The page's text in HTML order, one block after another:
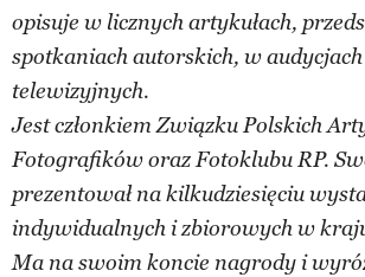
opisuje w licznych artykułach,
spotkaniach autorskich, w
telewizyjnych.
Jest członkiem Związku Polskich
Fotografików oraz Fotoklubu RP.
prezentował na kilkudziesięciu
indywidualnych i zbiorowych w
Ma na swoim koncie nagrody i